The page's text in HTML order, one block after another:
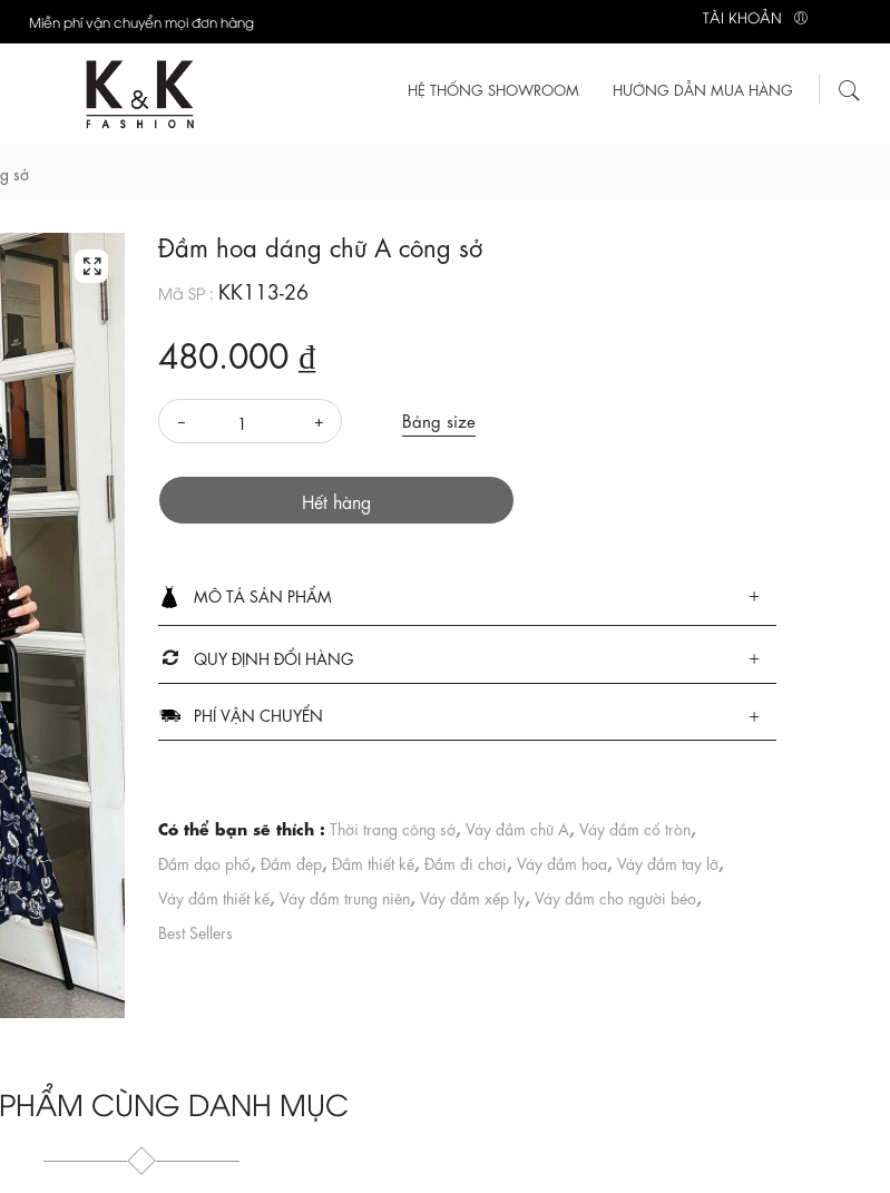
Miễn phí vận chuyển mọi đơn hàng TÀI KHOẢN
HỆ THỐNG SHOWROOM HƯỚNG DẪN MUA HÀNG
sở
Đầm hoa dáng chữ A công sở
Mã SP : KK113-26
480.000 ₫
Bảng size
Hết hàng
MÔ TẢ SẢN PHẨM
QUY ĐỊNH ĐỔI HÀNG
PHÍ VẬN CHUYỂN
Có thể bạn sẽ thích : Thời trang công sở, Váy đầm chữ A, Váy đầm cổ tròn,
Đầm dạo phố, Đầm đẹp, Đầm thiết kế, Đầm đi chơi, Váy đầm hoa, Váy đầm tay lỡ,
Váy đầm thiết kế, Váy đầm trung niên, Váy đầm xếp ly, Váy đầm cho người béo,
Best Sellers
CÙNG DANH MỤC